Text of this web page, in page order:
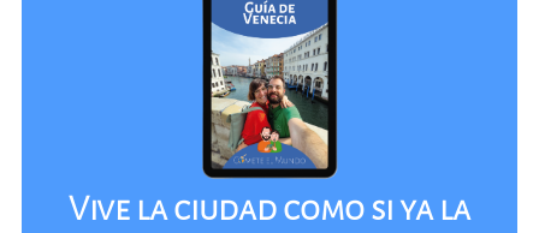
Vive la ciudad como si ya la